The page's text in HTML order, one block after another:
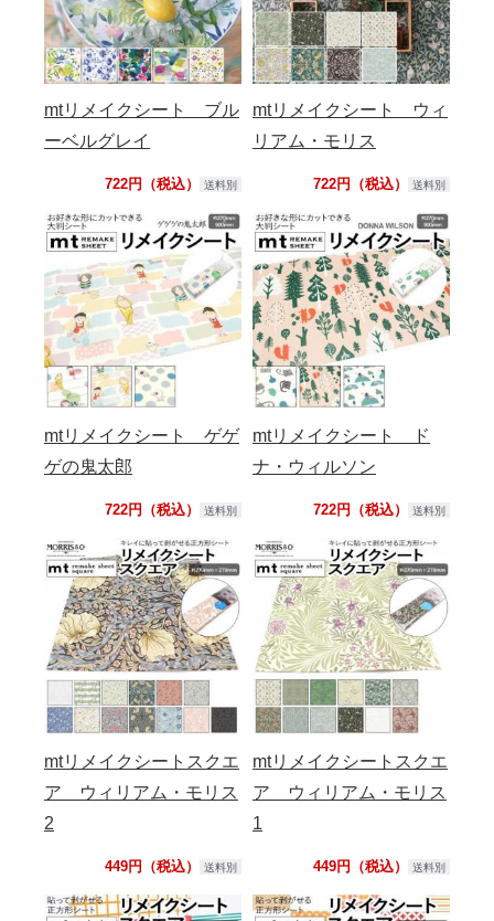
mtリメイクシート ブル
ーベルグレイ
722円（税込） 送料別
mtリメイクシート ウィ
リアム・モリス
722円（税込） 送料別
mtリメイクシート ゲゲ
ゲの鬼太郎
722円（税込） 送料別
mtリメイクシート ド
ナ・ウィルソン
722円（税込） 送料別
mtリメイクシートスクエ
ア ウィリアム・モリス
2
449円（税込） 送料別
mtリメイクシートスクエ
ア ウィリアム・モリス
1
449円（税込） 送料別